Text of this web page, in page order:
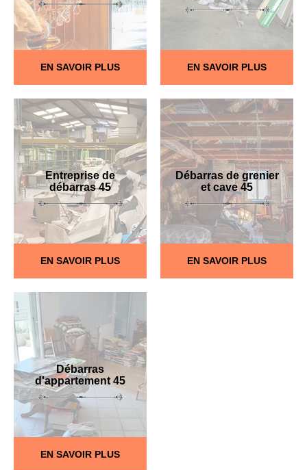
EN SAVOIR PLUS EN SAVOIR PLUS
Entreprise de
débarras 45
EN SAVOIR PLUS
Débarras de grenier
et cave 45
EN SAVOIR PLUS
Débarras
d'appartement 45
EN SAVOIR PLUS